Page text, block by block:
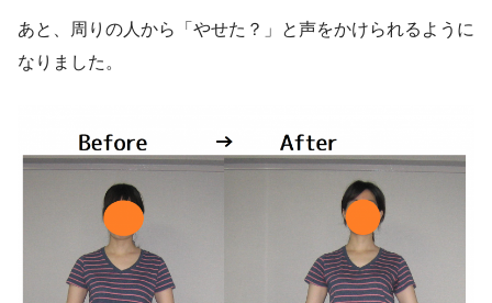
あと、周りの人から「やせた？」と声をかけられるように
なりました。